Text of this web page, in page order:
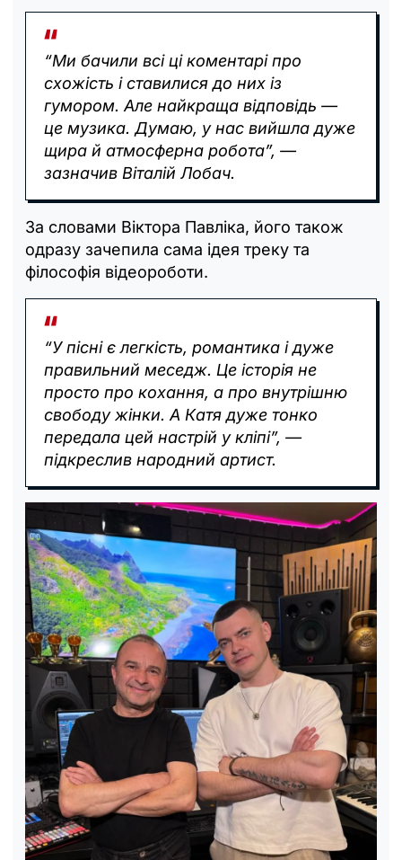
“Ми бачили всі ці коментарі про
схожість і ставилися до них із
гумором. Але найкраща відповідь —
це музика. Думаю, у нас вийшла дуже
щира й атмосферна робота”, —
зазначив Віталій Лобач.
За словами Віктора Павліка, його також
одразу зачепила сама ідея треку та
філософія відеороботи.
“У пісні є легкість, романтика і дуже
правильний меседж. Це історія не
просто про кохання, а про внутрішню
свободу жінки. А Катя дуже тонко
передала цей настрій у кліпі”, —
підкреслив народний артист.